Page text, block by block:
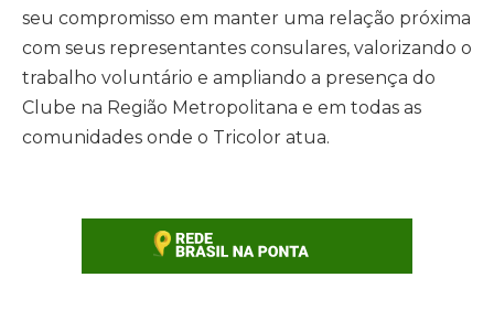
seu compromisso em manter uma relação próxima
com seus representantes consulares, valorizando o
trabalho voluntário e ampliando a presença do
Clube na Região Metropolitana e em todas as
comunidades onde o Tricolor atua.